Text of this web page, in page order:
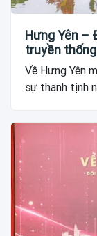
Hưng Yên –
truyền
Về Hưng Yên
sự thanh tịnh